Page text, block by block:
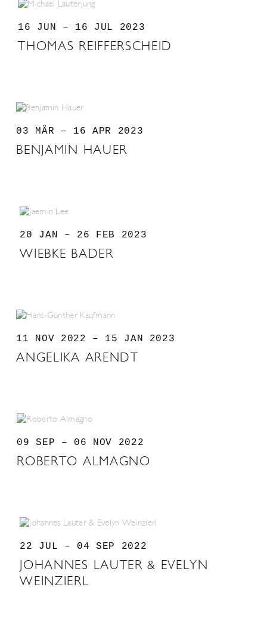
16 JUN – 16 JUL 2023
THOMAS REIFFERSCHEID
03 MÄR – 16 APR 2023
BENJAMIN HAUER
20 JAN – 26 FEB 2023
WIEBKE BADER
11 NOV 2022 – 15 JAN 2023
ANGELIKA ARENDT
09 SEP – 06 NOV 2022
ROBERTO ALMAGNO
22 JUL – 04 SEP 2022
JOHANNES LAUTER & EVELYN
WEINZIERL